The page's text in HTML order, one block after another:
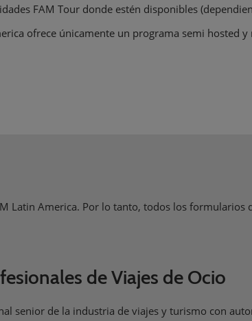
FAM Tour donde estén disponibles
ofrece únicamente un programa semi hosted
Latin America. Por lo tanto, todos los formularios
de Viajes de Ocio
senior de la industria de viajes y turismo con